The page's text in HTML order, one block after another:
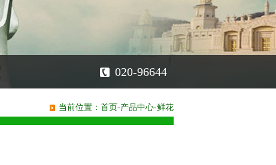
020-96644
当前位置： 首页-产品中心-鲜花